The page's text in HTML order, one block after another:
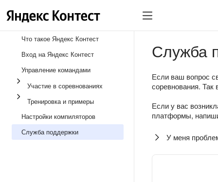
Что такое Яндекс Контест
Вход на Яндекс Контест
Управление командами
Участие в соревнованиях
Тренировка и примеры
Настройки компиляторов
Служба поддержки
Служба
Если ваш вопрос
соревнования. Так
Если у вас
платформы,
У меня